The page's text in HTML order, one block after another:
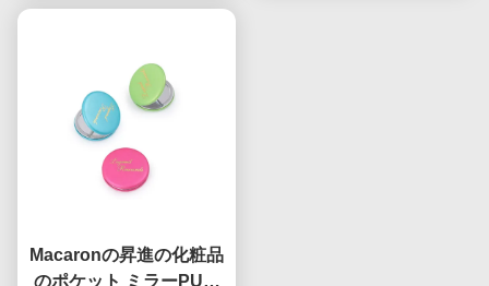
Macaronの昇進の化粧品
のポケット ミラーPUの